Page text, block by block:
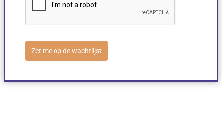
Zet me op de wachtlijst